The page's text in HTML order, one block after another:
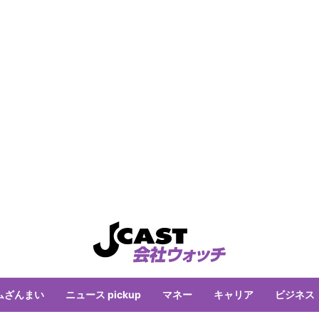
ざんまい ニュース pickup マネー キャリア ビジネス